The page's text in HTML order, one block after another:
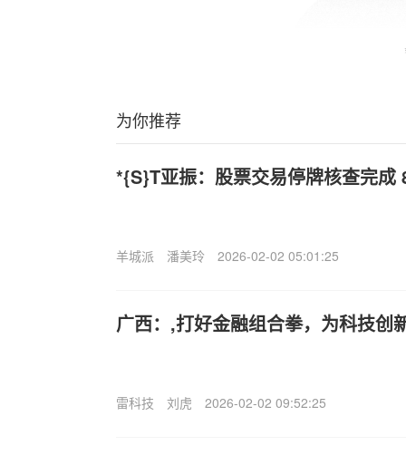
为你推荐
*{S}T亚振：股票交易停牌核查完成
羊城派 潘美玲 2026-02-02 05:01:25
广西：,打好金融组合拳，为科技创
雷科技 刘虎 2026-02-02 09:52:25